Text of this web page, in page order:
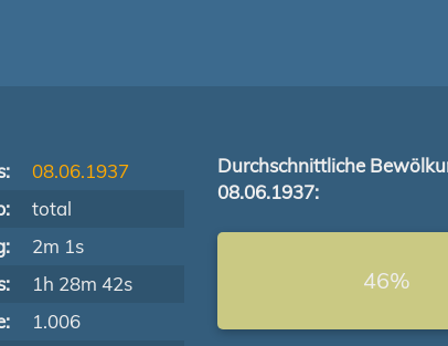
08.06.1937
total
2m 1s
1h 28m 42s
1.006
Durchschnittliche
08.06.1937:
46%